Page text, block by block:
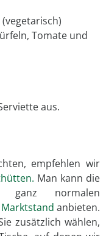
Tomate und
aus.
empfehlen wir
Man kann die
normalen
Marktstand anbieten.
zusätzlich wählen,